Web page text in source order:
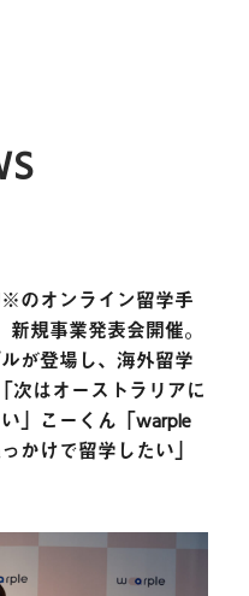
※のオンライン留学手
規事業発表会開催。
が登場し、海外留学
次はオーストラリアに
」こーくん「warple
かけで留学したい」